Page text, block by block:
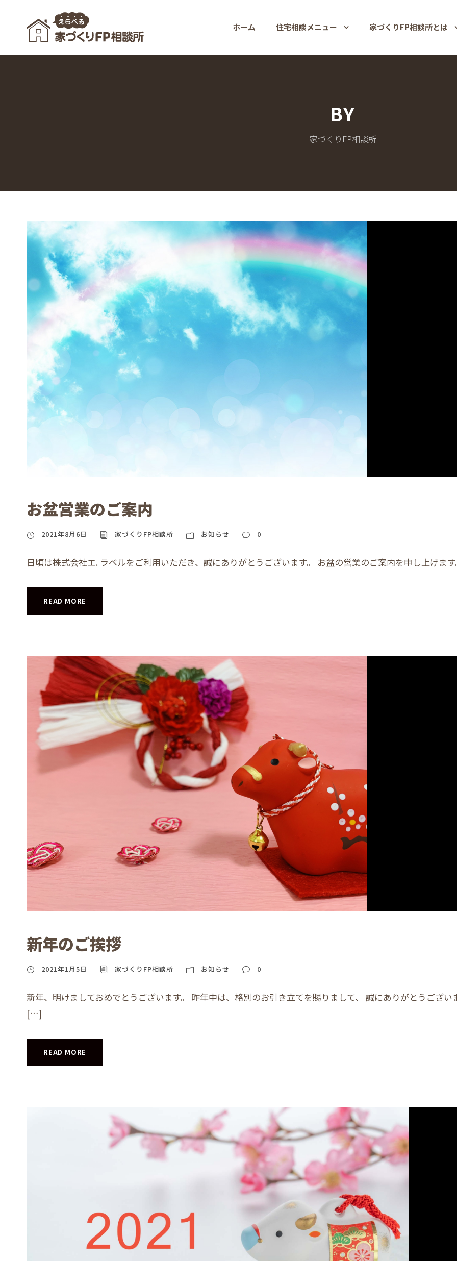
ホーム 住宅相談メニュー 家づくりFP相談所とは
BY
家づくりFP相談所
お盆営業のご案内
2021年8月6日 家づくりFP相談所 お知らせ 0
日頃は株式会社エ. ラベルをご利用いただき、誠にありがとうございます。 お盆の営業のご案内を申し上げま
READ MORE
新年のご挨拶
2021年1月5日 家づくりFP相談所 お知らせ 0
新年、明けましておめでとうございます。 昨年中は、格別のお引き立てを賜りまして、 誠にありがとうござい
[…]
READ MORE